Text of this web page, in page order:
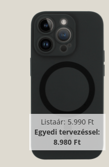
Listaár: 5.990 Ft
Egyedi tervezéssel:
8.980 Ft